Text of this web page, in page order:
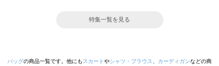
特集一覧を見る
バッグの商品一覧です。他にも スカート やシャツ・ブラウス カーディガンなどの商